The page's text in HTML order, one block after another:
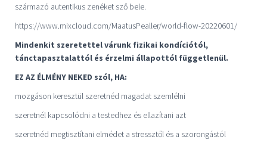
származó autentikus zenéket sző bele.
https://www.mixcloud.com/MaatusPealler/world-flow-20220601/
Mindenkit szeretettel várunk fizikai kondíciótól,
tánctapasztalattól és érzelmi állapottól függetlenül.
EZ AZ ÉLMÉNY NEKED szól, HA:
mozgáson keresztül szeretnéd magadat szemlélni
szeretnél kapcsolódni a testedhez és ellazítani azt
szeretnéd megtisztítani elmédet a stressztől és a szorongástól